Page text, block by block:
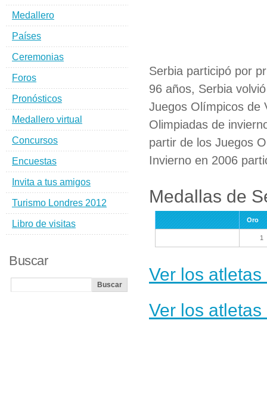
Serbia participó por
96 años, Serbia
Juegos Olímpicos de
Olimpiadas de
partir de los Juegos
Invierno en 2006
Medallas de
Oro
1
Ver los
Ver los
Medallero
Países
Ceremonias
Foros
Pronósticos
Medallero virtual
Concursos
Encuestas
Invita a tus amigos
Turismo Londres 2012
Libro de visitas
Buscar